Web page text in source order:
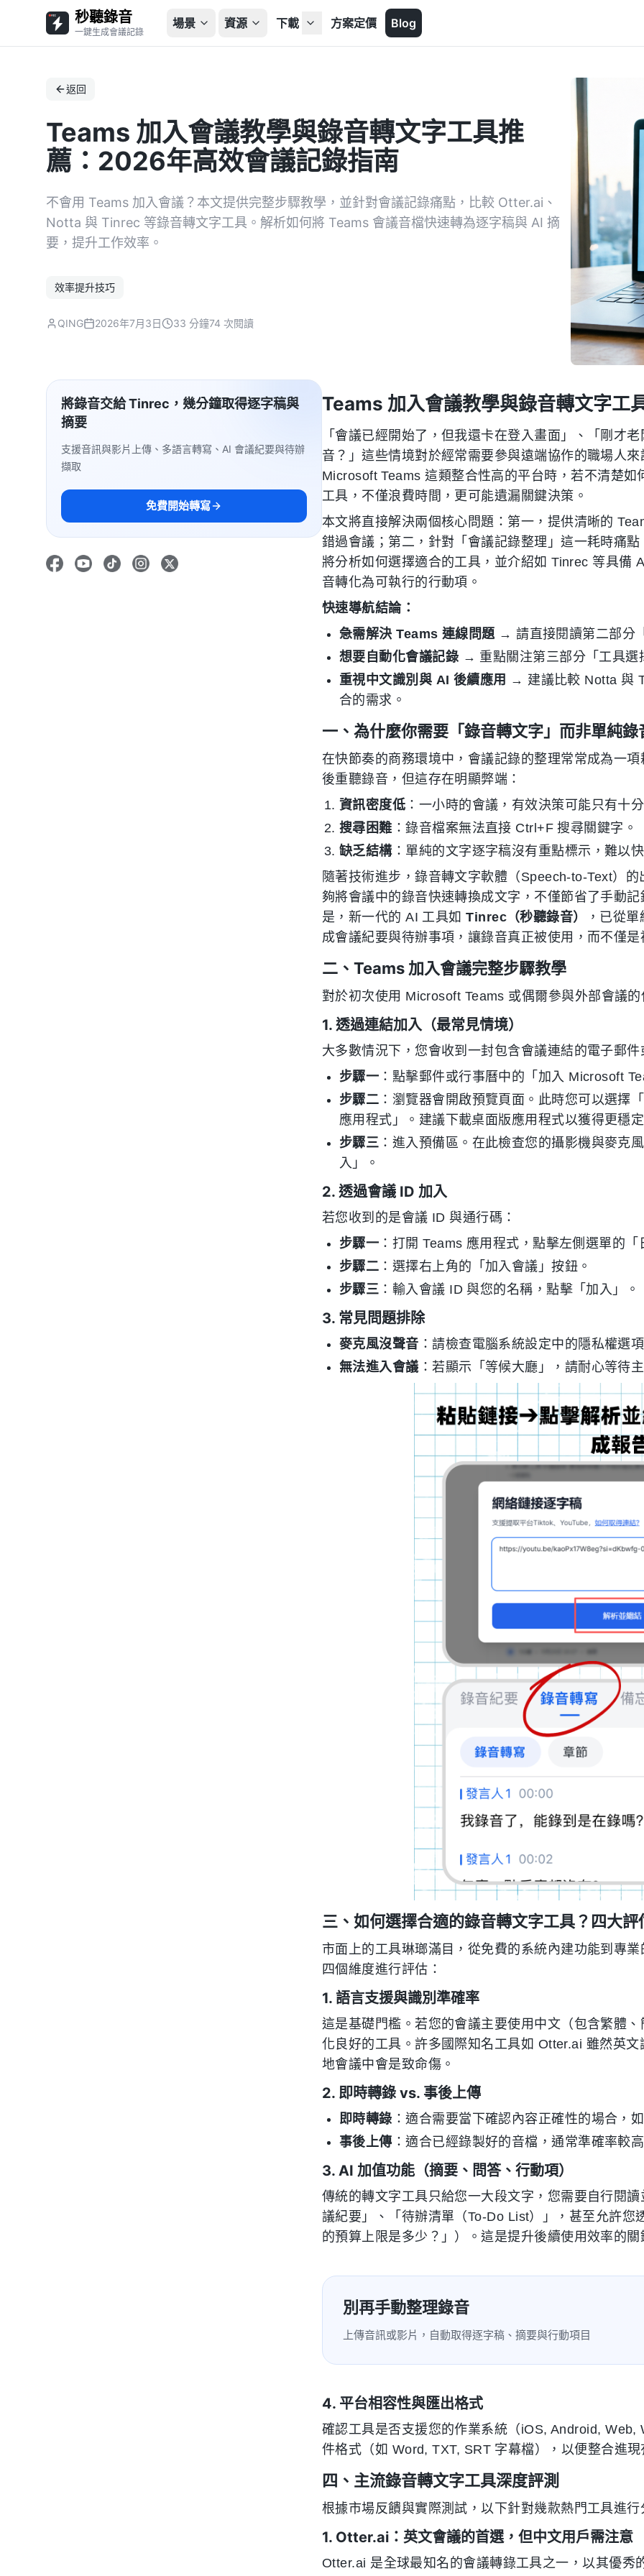
秒聽錄音
一鍵生成會議記錄
場景 資源 下載 方案定價 Blog
返回
Teams 加入會議教學與錄音轉文字工具推
薦：2026年高效會議記錄指南
不會用 Teams 加入會議？本文提供完整步驟教學，並針對會議記錄痛點，比較 Otter.ai、
Notta 與 Tinrec 等錄音轉文字工具。解析如何將 Teams 會議音檔快速轉為逐字稿與 AI 摘
要，提升工作效率。
效率提升技巧
QING 2026年7月3日 33 分鐘74 次閱讀
將錄音交給 Tinrec，幾分鐘取得逐字稿與
摘要
支援音訊與影片上傳、多語言轉寫、AI 會議紀要與待辦
擷取
免費開始轉寫
Teams 加入會議教學與錄音轉文字工
「會議已經開始了，但我還卡在登入畫面」、「剛才
音？」這些情境對於經常需要參與遠端協作的職場人
Microsoft Teams 這類整合性高的平台時，若不清楚
工具，不僅浪費時間，更可能遺漏關鍵決策。
本文將直接解決兩個核心問題：第一，提供清晰的
錯過會議；第二，針對「會議記錄整理」這一耗時痛
將分析如何選擇適合的工具，並介紹如 Tinrec 等具備
音轉化為可執行的行動項。
快速導航結論：
急需解決 Teams 連線問題→ 請直接閱讀第二部分
想要自動化會議記錄 → 重點關注第三部分「工具選
重視中文識別與 AI 後續應用 → 建議比較 Notta 與
合的需求。
一、為什麼你需要「錄音轉文字」而非單純錄
在快節奏的商務環境中，會議記錄的整理常常成為一
後重聽錄音，但這存在明顯弊端：
資訊密度低 ：一小時的會議，有效決策可能只有十
搜尋困難 ：錄音檔案無法直接 Ctrl+F 搜尋關鍵字。
缺乏結構：單純的文字逐字稿沒有重點標示，難以
隨著技術進步，錄音轉文字軟體（Speech-to-Text）
夠將會議中的錄音快速轉換成文字，不僅節省了手動
是，新一代的 AI 工具如Tinrec（秒聽錄音）
，已從
成會議紀要與待辦事項，讓錄音真正被使用，而不僅是
二、Teams 加入會議完整步驟教學
對於初次使用 Microsoft Teams 或偶爾參與外部會議
1. 透過連結加入（最常見情境）
大多數情況下，您會收到一封包含會議連結的電子郵
步驟一 ：點擊郵件或行事曆中的「加入 Microsoft
步驟二 ：瀏覽器會開啟預覽頁面。此時您可以選擇
應用程式」。建議下載桌面版應用程式以獲得更穩
步驟三 ：進入預備區。在此檢查您的攝影機與麥克
入」。
2. 透過會議 ID 加入
若您收到的是會議 ID 與通行碼：
步驟一 ：打開 Teams 應用程式，點擊左側選單的
步驟二 ：選擇右上角的「加入會議」按鈕。
步驟三 ：輸入會議 ID 與您的名稱，點擊「加入」。
3. 常見問題排除
麥克風沒聲音 ：請檢查電腦系統設定中的隱私權選
無法進入會議 ：若顯示「等候大廳」，請耐心等待
三、如何選擇合適的錄音轉文字工具？四大評
市面上的工具琳瑯滿目，從免費的系統內建功能到專
四個維度進行評估：
1. 語言支援與識別準確率
這是基礎門檻。若您的會議主要使用中文（包含繁體
化良好的工具。許多國際知名工具如 Otter.ai 雖然英
地會議中會是致命傷。
2. 即時轉錄 vs. 事後上傳
即時轉錄 ：適合需要當下確認內容正確性的場合，
事後上傳 ：適合已經錄製好的音檔，通常準確率較
3. AI 加值功能（摘要、問答、行動項）
傳統的轉文字工具只給您一大段文字，您需要自行閱
議紀要」、「待辦清單（To-Do List）」，甚至允許
的預算上限是多少？」）。這是提升後續使用效率的關
別再手動整理錄音
上傳音訊或影片，自動取得逐字稿、摘要與行動項目
4. 平台相容性與匯出格式
確認工具是否支援您的作業系統（iOS, Android,
件格式（如 Word, TXT, SRT 字幕檔），以便整合進
四、主流錄音轉文字工具深度評測
根據市場反饋與實際測試，以下針對幾款熱門工具進
1. Otter.ai：英文會議的首選，但中文用戶需注意
Otter.ai 是全球最知名的會議轉錄工具之一，以其優秀